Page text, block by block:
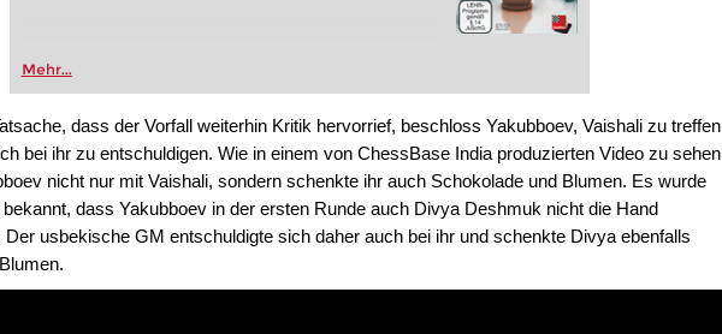
Mehr...
dass der Vorfall weiterhin Kritik hervorrief, beschloss Yakubboev, Vaishali zu treffen
bei ihr zu entschuldigen. Wie in einem von ChessBase India produzierten Video zu sehen
nicht nur mit Vaishali, sondern schenkte ihr auch Schokolade und Blumen. Es wurde
dass Yakubboev in der ersten Runde auch Divya Deshmuk nicht die Hand
Der usbekische GM entschuldigte sich daher auch bei ihr und schenkte Divya ebenfalls